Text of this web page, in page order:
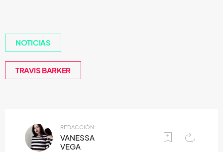
NOTICIAS
TRAVIS BARKER
REDACCIÓN:
VANESSA
VEGA